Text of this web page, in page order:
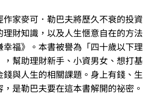
家麥可．勒巴夫將歷久不衰的投資
財知識，以及人生愜意自在的方法
福》。本書被譽為「四十歲以下理
，幫助理財新手、小資男女、想打基
與人生的相關課題。身上有錢、生
是勒巴夫要在這本書解開的祕密。